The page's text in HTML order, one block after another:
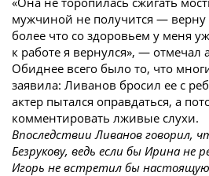
мужчиной не получится — верну
более что со здоровьем у меня
к работе я вернулся», — отмечал
Обиднее всего было то, что
заявила: Ливанов бросил ее с
актер пытался оправдаться, а
комментировать лживые слухи.
Впоследствии Ливанов говорил,
Безрукову, ведь если бы Ирина не
Игорь не встретил бы